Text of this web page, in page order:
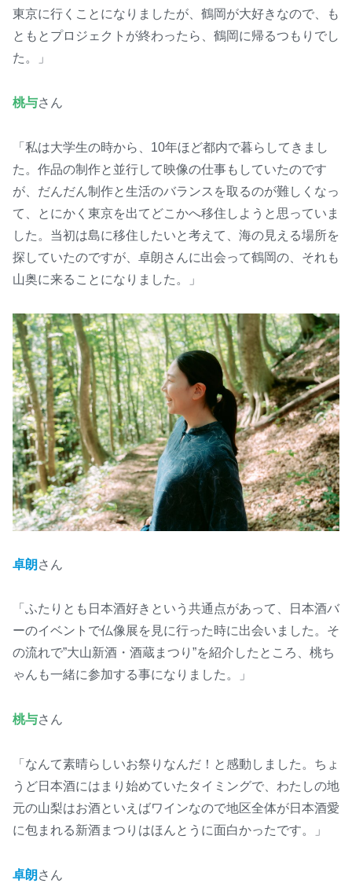
東京に行くことになりましたが、鶴岡が大好きなので、も
ともとプロジェクトが終わったら、鶴岡に帰るつもりでし
た。」
桃与さん
「私は大学生の時から、10年ほど都内で暮らしてきまし
た。作品の制作と並行して映像の仕事もしていたのです
が、だんだん制作と生活のバランスを取るのが難しくなっ
て、とにかく東京を出てどこかへ移住しようと思っていま
した。当初は島に移住したいと考えて、海の見える場所を
探していたのですが、卓朗さんに出会って鶴岡の、それも
山奥に来ることになりました。」
卓朗 さん
「ふたりとも日本酒好きという共通点があって、日本酒バ
ーのイベントで仏像展を見に行った時に出会いました。そ
の流れで”大山新酒・酒蔵まつり”を紹介したところ、桃ち
ゃんも一緒に参加する事になりました。」
桃与さん
「なんて素晴らしいお祭りなんだ！と感動しました。ちょ
うど日本酒にはまり始めていたタイミングで、わたしの地
元の山梨はお酒といえばワインなので地区全体が日本酒愛
に包まれる新酒まつりはほんとうに面白かったです。」
卓朗 さん